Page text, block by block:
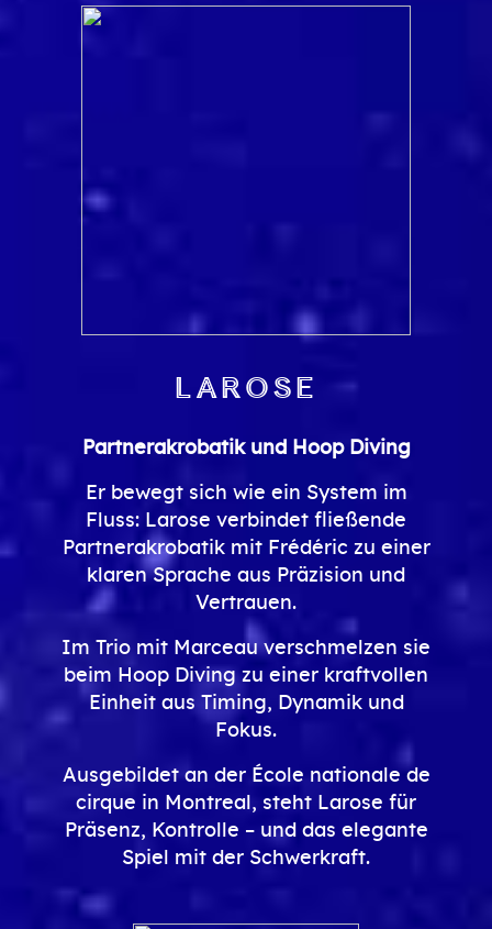
Larose
Partnerakrobatik und Hoop Diving
Er bewegt sich wie ein System im
Fluss: Larose verbindet fließende
Partnerakrobatik mit Frédéric zu einer
klaren Sprache aus Präzision und
Vertrauen.
Im Trio mit Marceau verschmelzen sie
beim Hoop Diving zu einer kraftvollen
Einheit aus Timing, Dynamik und
Fokus.
Ausgebildet an der École nationale de
cirque in Montreal, steht Larose für
Präsenz, Kontrolle – und das elegante
Spiel mit der Schwerkraft.